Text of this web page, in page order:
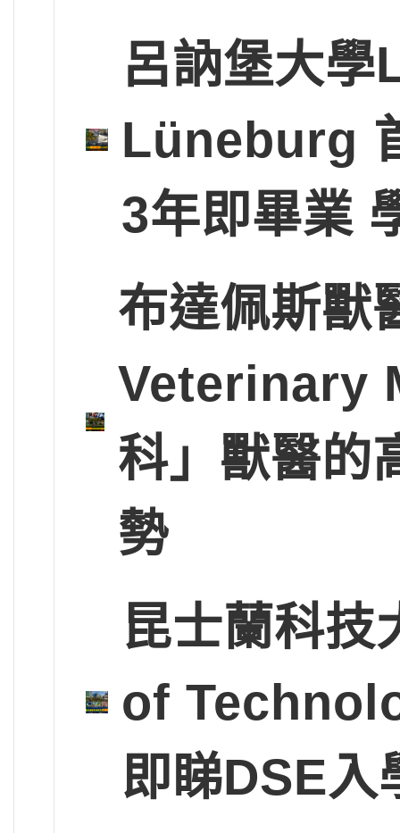
呂訥堡大
Lüneburg
3年即畢業
布達佩斯
Veterinary
科」獸醫的
勢
昆士蘭科
of
即睇DSE入